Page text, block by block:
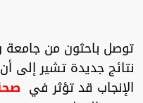
توصل باحثون من جامعة
نتائج جديدة تشير إلى
الإنجاب قد تؤثر في